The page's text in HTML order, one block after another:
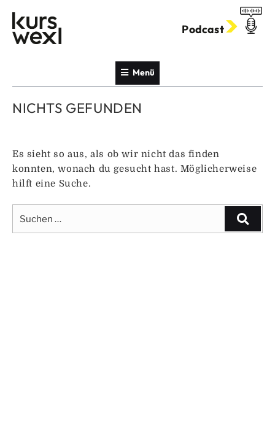
Inhalt
springen
Podcast
Menü
NICHTS GEFUNDEN
Es sieht so aus, als ob wir nicht das finden
konnten, wonach du gesucht hast. Möglicherweise
hilft eine Suche.
nach:
Suchen